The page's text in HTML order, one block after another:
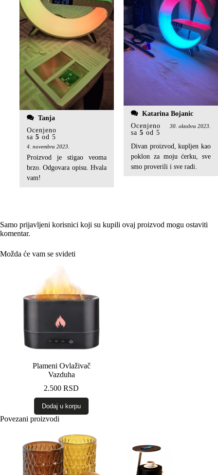
Tanja
Ocenjeno
sa 5 od 5
4. novembra 2023.
Proizvod je stigao veoma
brzo. Odgovara opisu. Hvala
vam!
Katarina Bojanic
Ocenjeno
sa 5 od 5
30. oktobra 2023.
Divan proizvod, kupljen kao
poklon za moju ćerku, sve
smo proverili i sve radi.
Samo prijavljeni korisnici koji su kupili ovaj proizvod mogu ostaviti
komentar.
Možda će vam se svideti
Plameni Ovlaživač
Vazduha
2.500RSD
Dodaj u korpu
Povezani proizvodi